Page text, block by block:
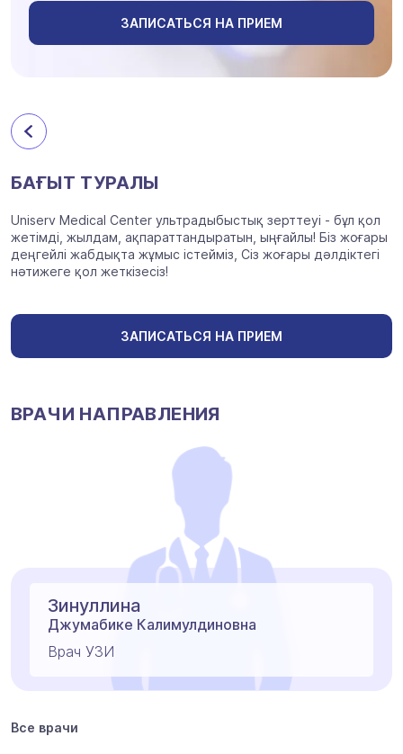
ЗАПИСАТЬСЯ НА ПРИЕМ
БАҒЫТ ТУРАЛЫ
Uniserv Medical Center ультрадыбыстық зерттеуі - бұл қол
жетімді, жылдам, ақпараттандыратын, ыңғайлы! Біз жоғары
деңгейлі жабдықта жұмыс істейміз, Сіз жоғары дәлдіктегі
нәтижеге қол жеткізесіз!
ЗАПИСАТЬСЯ НА ПРИЕМ
ВРАЧИ НАПРАВЛЕНИЯ
Зинуллина
Джумабике Калимулдиновна
Врач УЗИ
Все врачи